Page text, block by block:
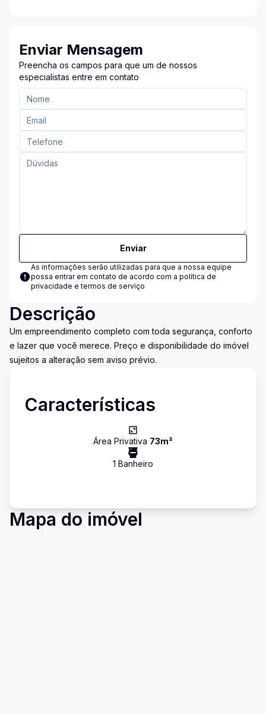
Enviar Mensagem
Preencha os campos para que um de nossos
especialistas entre em contato
Enviar
As informações serão utilizadas para que a nossa equipe
possa entrar em contato de acordo com a política de
privacidade e termos de serviço
Descrição
Um empreendimento completo com toda segurança, conforto
e lazer que você merece. Preço e disponibilidade do imóvel
sujeitos a alteração sem aviso prévio.
Características
Área Privativa 73m²
1 Banheiro
Mapa do imóvel